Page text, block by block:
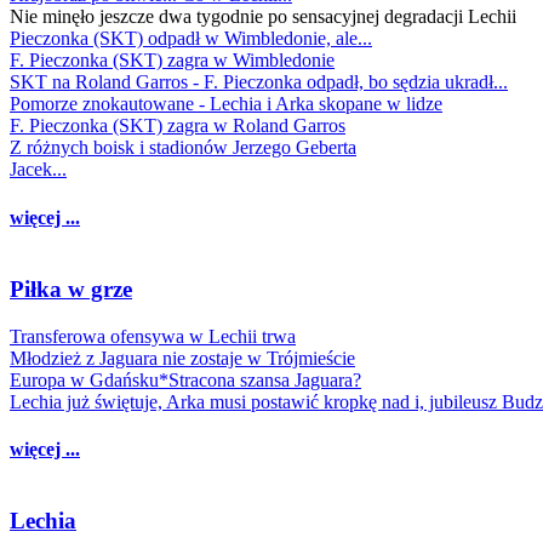
Nie minęło jeszcze dwa tygodnie po sensacyjnej degradacji Lechii
Pieczonka (SKT) odpadł w Wimbledonie, ale...
F. Pieczonka (SKT) zagra w Wimbledonie
SKT na Roland Garros - F. Pieczonka odpadł, bo sędzia ukradł...
Pomorze znokautowane - Lechia i Arka skopane w lidze
F. Pieczonka (SKT) zagra w Roland Garros
Z różnych boisk i stadionów Jerzego Geberta
Jacek...
więcej ...
Piłka w grze
Transferowa ofensywa w Lechii trwa
Młodzież z Jaguara nie zostaje w Trójmieście
Europa w Gdańsku*Stracona szansa Jaguara?
Lechia już świętuje, Arka musi postawić kropkę nad i, jubileusz
więcej ...
Lechia